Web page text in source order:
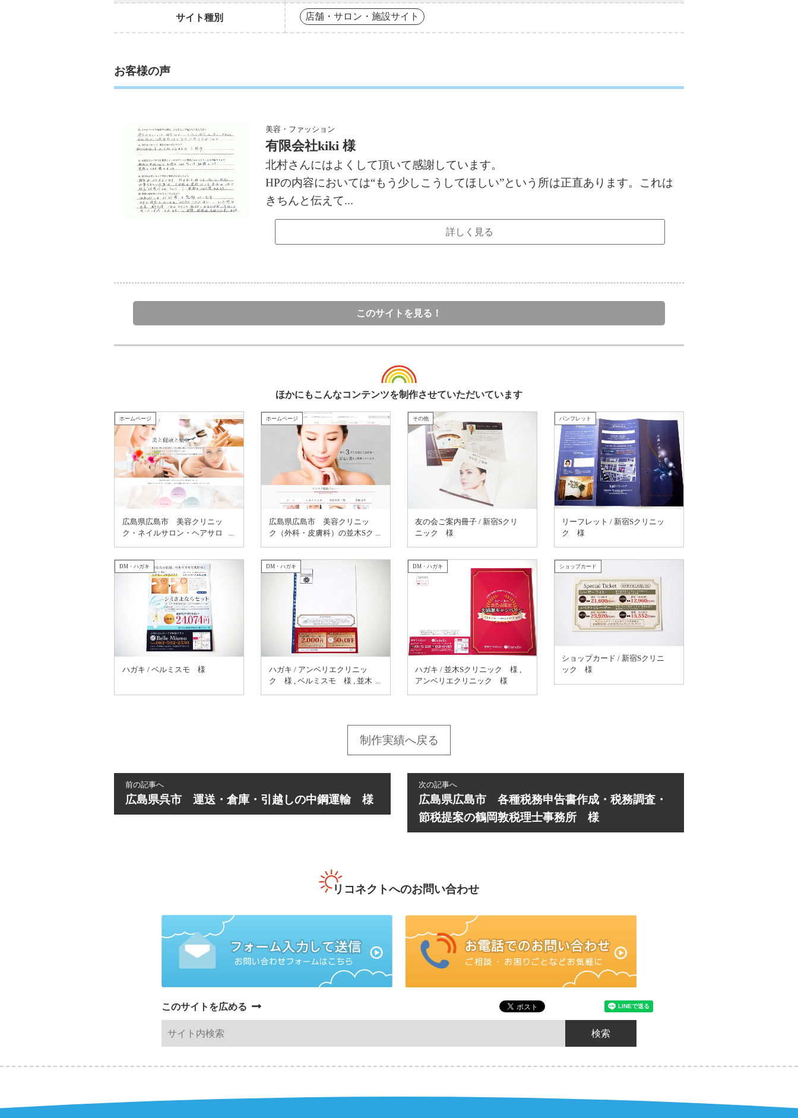
サイト種別 店舗・サロン・施設サイト
お客様の声
美容・ファッション
有限会社kiki 様
北村さんにはよくして頂いて感謝しています。
HPの内容においては“もう少しこうしてほしい”という所は正直あります。これは
きちんと伝えて...
詳しく見る
このサイトを見る！
ほかにもこんなコンテンツを制作させていただいています
ホームページ
広島県広島市 美容クリニッ
ク・ネイルサロン・ヘアサロ
ホームページ
広島県広島市 美容クリニッ
ク（外科・皮膚科）の並木Sク
その他
友の会ご案内冊子 / 新宿Sクリ
ニック 様
パンフレット
リーフレット / 新宿Sクリニッ
ク 様
DM・ハガキ
ハガキ / ベルミスモ 様
DM・ハガキ
ハガキ / アンベリエクリニッ
ク 様 , ベルミスモ 様 , 並木
DM・ハガキ
ハガキ / 並木Sクリニック 様 ,
アンベリエクリニック 様
ショップカード
ショップカード / 新宿Sクリニ
ック 様
制作実績へ戻る
前の記事へ
広島県呉市 運送・倉庫・引越しの中鋼運輸 様
次の記事へ
広島県広島市 各種税務申告書作成・税務調査・
節税提案の鶴岡敦税理士事務所 様
リコネクトへのお問い合わせ
このサイトを広める